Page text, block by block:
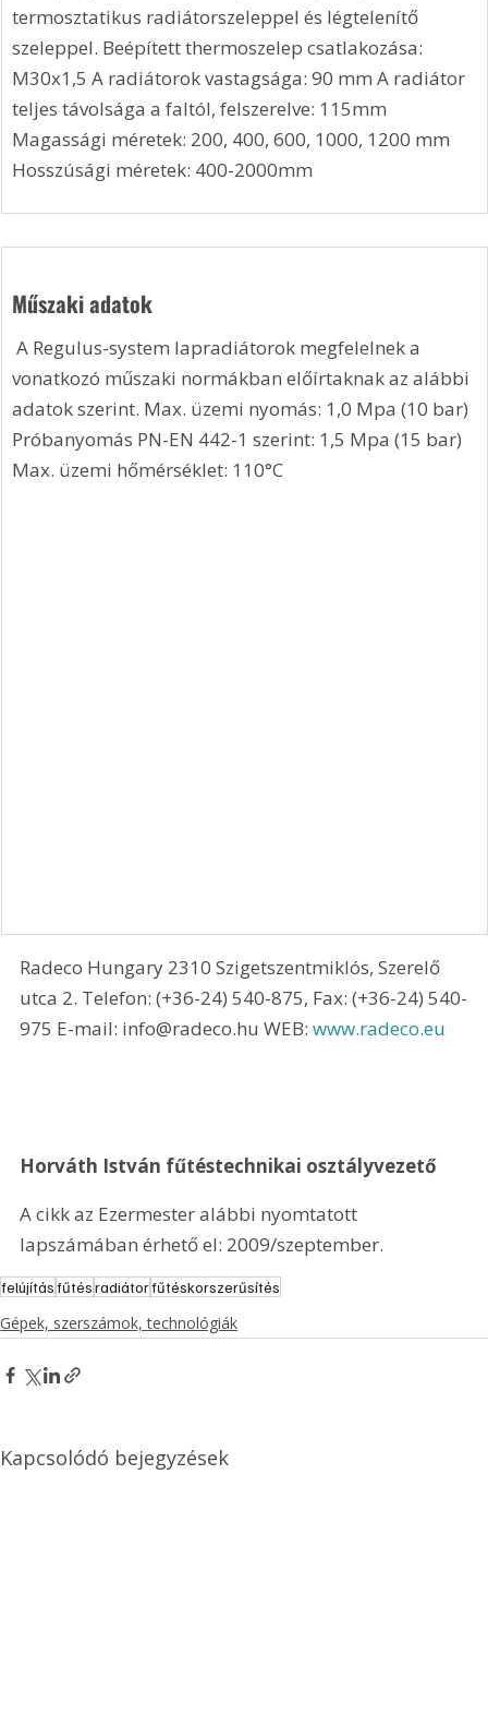
termosztatikus radiátorszeleppel és légtelenítő
szeleppel. Beépített thermoszelep csatlakozása:
M30x1,5 A radiátorok vastagsága: 90 mm A radiátor
teljes távolsága a faltól, felszerelve: 115mm
Magassági méretek: 200, 400, 600, 1000, 1200 mm
Hosszúsági méretek: 400-2000mm
Műszaki adatok
A Regulus-system lapradiátorok megfelelnek a
vonatkozó műszaki normákban előírtaknak az alábbi
adatok szerint. Max. üzemi nyomás: 1,0 Mpa (10 bar)
Próbanyomás PN-EN 442-1 szerint: 1,5 Mpa (15 bar)
Max. üzemi hőmérséklet: 110°C
Radeco Hungary 2310 Szigetszentmiklós, Szerelő
utca 2. Telefon: (+36-24) 540-875, Fax: (+36-24) 540-
975 E-mail: info@radeco.hu WEB: www.radeco.eu
Horváth István fűtéstechnikai osztályvezető
A cikk az Ezermester alábbi nyomtatott
lapszámában érhető el: 2009/szeptember.
felújításfűtésradiátorfűtéskorszerűsítés
Gépek, szerszámok, technológiák
Kapcsolódó bejegyzések